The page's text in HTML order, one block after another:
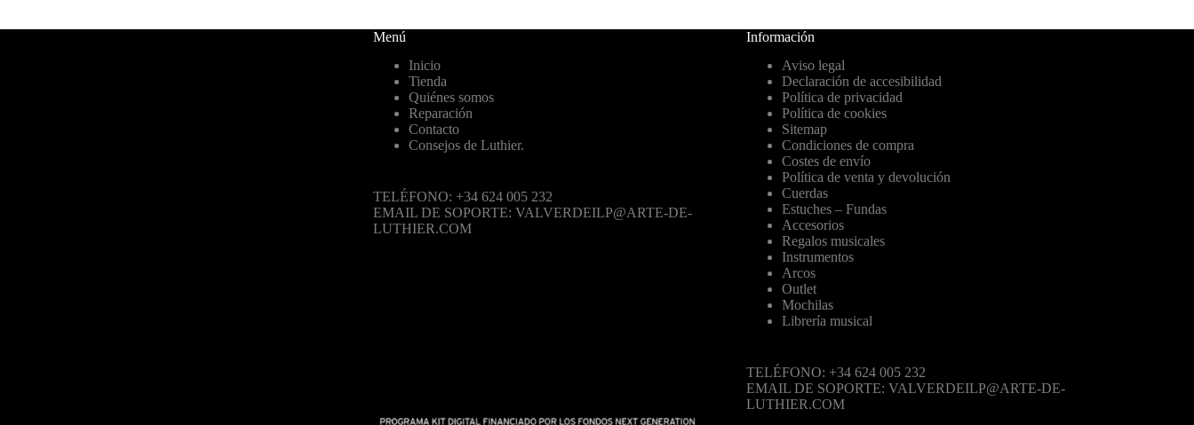
Menú
Inicio
Tienda
Quiénes somos
Reparación
Contacto
Consejos de Luthier.
TELÉFONO: +34 624 005 232
EMAIL DE SOPORTE: VALVERDEILP@ARTE-DE-
LUTHIER.COM
Información
Aviso legal
Declaración de accesibilidad
Política de privacidad
Política de cookies
Sitemap
Condiciones de compra
Costes de envío
Política de venta y devolución
Cuerdas
Estuches – Fundas
Accesorios
Regalos musicales
Instrumentos
Arcos
Outlet
Mochilas
Librería musical
TELÉFONO: +34 624 005 232
EMAIL DE SOPORTE: VALVERDEILP@ARTE-DE-
LUTHIER.COM